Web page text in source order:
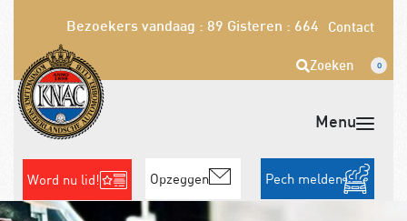
Bezoekers vandaag : 89 Gisteren : 664 Contact
Zoeken 0
Word nu lid! Opzeggen Pech melden